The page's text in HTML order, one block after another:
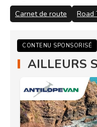
Carnet de route Road
CONTENU SPONSORISÉ
AILLEURS